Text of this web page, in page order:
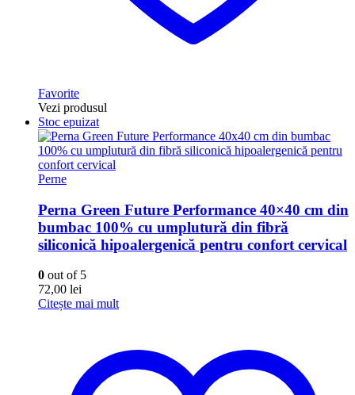
Favorite
Vezi produsul
Stoc epuizat
Perne
Perna Green Future Performance 40×40 cm din
bumbac 100% cu umplutură din fibră
siliconică hipoalergenică pentru confort cervical
0 out of 5
72,00 lei
Citește mai mult